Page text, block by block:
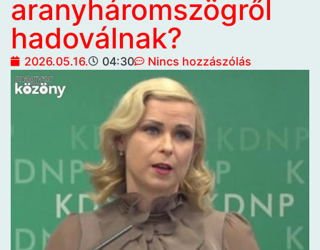
aranyháromszögről
hadoválnak?
2026.05.16. 04:30 Nincs hozzászólás